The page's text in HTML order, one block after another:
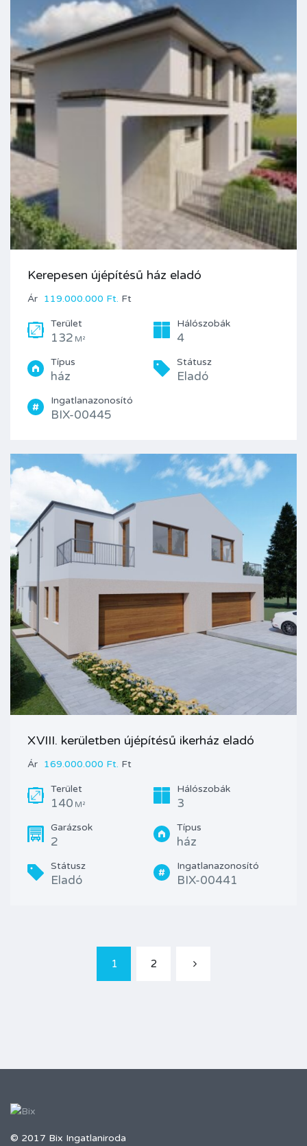
Kerepesen újépítésű ház eladó
Ár 119.000.000 Ft. Ft
Terület
132 M²
Hálószobák
4
Típus
ház
Státusz
Eladó
Ingatlanazonosító
BIX-00445
XVIII. kerületben újépítésű ikerház eladó
Ár 169.000.000 Ft. Ft
Terület
140 M²
Hálószobák
3
Garázsok
2
Típus
ház
Státusz
Eladó
Ingatlanazonosító
BIX-00441
1 2
© 2017 Bix Ingatlaniroda